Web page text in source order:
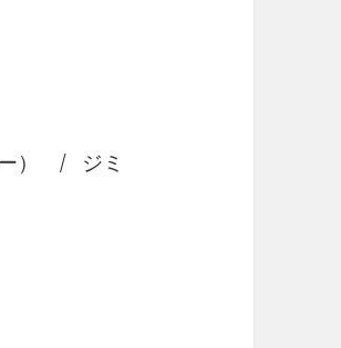
） / ジミ